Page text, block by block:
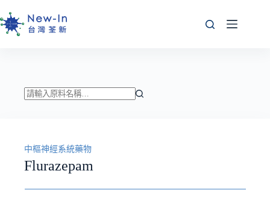
至
主
符
合
中樞神經系統藥物
Flurazepam